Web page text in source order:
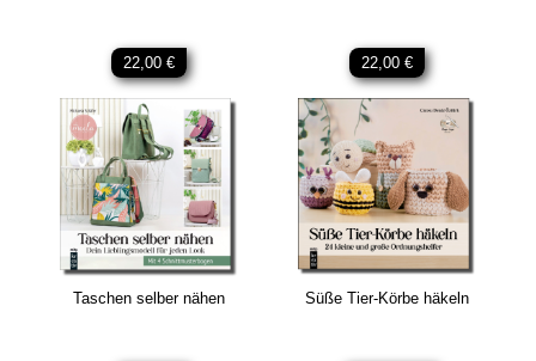
22,00 € 22,00 €
Taschen selber nähen Süße Tier-Körbe häkeln